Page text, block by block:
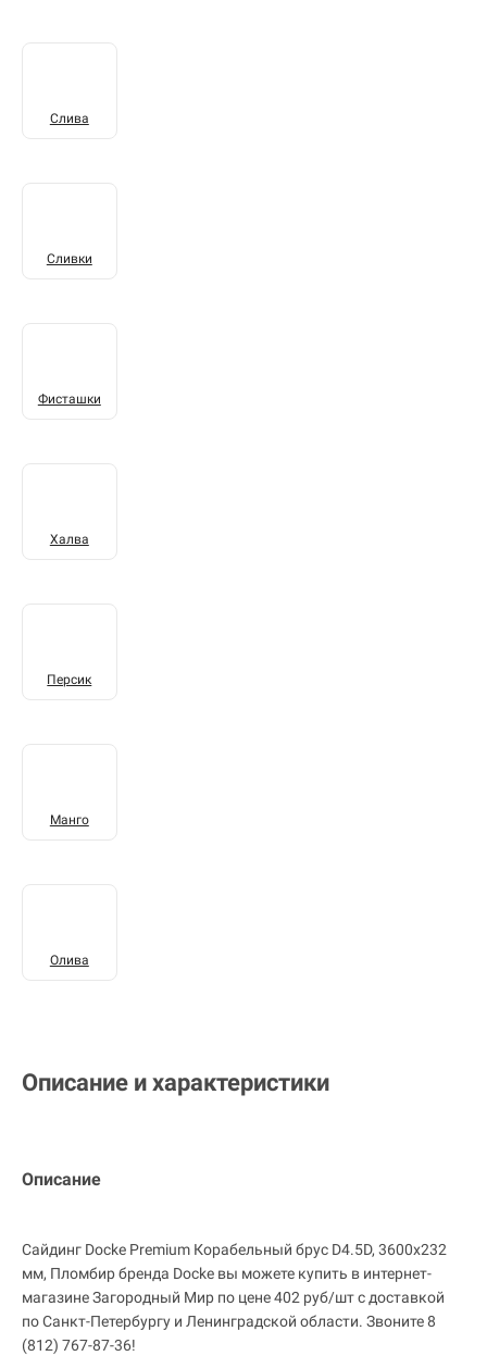
Слива
Сливки
Фисташки
Халва
Персик
Манго
Олива
Описание и характеристики
Описание
Сайдинг Docke Premium Корабельный брус D4.5D, 3600х232
мм, Пломбир бренда Docke вы можете купить в интернет-
магазине Загородный Мир по цене 402 руб/шт с доставкой
по Санкт-Петербургу и Ленинградской области. Звоните 8
(812) 767-87-36!